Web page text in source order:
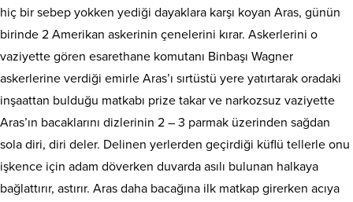
hiç bir sebep yokken yediği dayaklara karşı koyan Aras, günün
birinde 2 Amerikan askerinin çenelerini kırar. Askerlerini o
vaziyette gören esarethane komutanı Binbaşı Wagner
askerlerine verdiği emirle Aras’ı sırtüstü yere yatırtarak oradaki
inşaattan bulduğu matkabı prize takar ve narkozsuz vaziyette
Aras’ın bacaklarını dizlerinin 2 – 3 parmak üzerinden sağdan
sola diri, diri deler. Delinen yerlerden geçirdiği küflü tellerle onu
işkence için adam döverken duvarda asılı bulunan halkaya
bağlattırır, astırır. Aras daha bacağına ilk matkap girerken acıya